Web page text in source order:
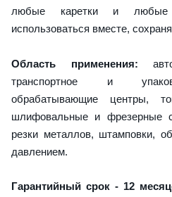
любые каретки и любые
использоваться вместе,
Область применения:
транспортное и
обрабатывающие центры,
шлифовальные и фрезерные
резки металлов, штамповки,
давлением.
Гарантийный срок - 12